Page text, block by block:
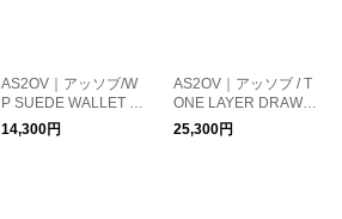
AS2OV｜アッソブ/W
P SUEDE WALLET S
HOULDER ショルダ
ーバッグ サコッシュ
14,300円
AS2OV｜アッソブ / T
ONE LAYER DRAWS
TRING SHOULDER /
巾着ショルダー サコ
25,300円